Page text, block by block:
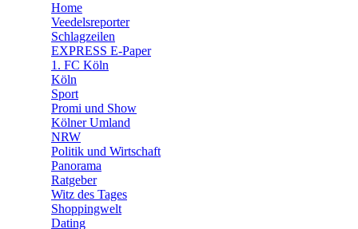
🛒 Shoppingwelt
Home
Veedelsreporter
Schlagzeilen
EXPRESS E-Paper
1. FC Köln
Köln
Sport
Promi und Show
Kölner Umland
NRW
Politik und Wirtschaft
Panorama
Ratgeber
Witz des Tages
Shoppingwelt
Dating